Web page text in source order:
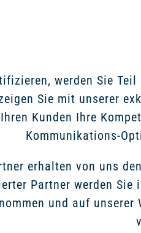
werden Sie Teil
Sie mit unserer
Kunden Ihre
Kommunikations-
erhalten von uns
Partner werden Sie
und auf unserer